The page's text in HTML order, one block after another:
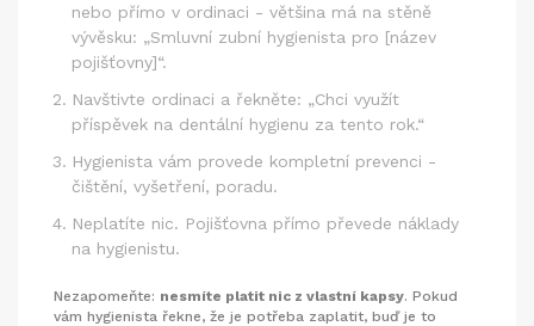
nebo přímo v ordinaci - většina má na stěně
vývěsku: „Smluvní zubní hygienista pro [název
pojišťovny]“.
Navštivte ordinaci a řekněte: „Chci využít
příspěvek na dentální hygienu za tento rok.“
Hygienista vám provede kompletní prevenci -
čištění, vyšetření, poradu.
Neplatíte nic. Pojišťovna přímo převede náklady
na hygienistu.
Nezapomeňte: nesmíte platit nic z vlastní kapsy. Pokud
vám hygienista řekne, že je potřeba zaplatit, buď je to